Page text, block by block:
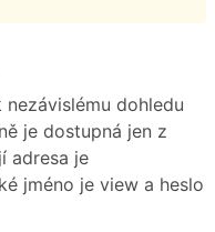
dohledu
je dostupná jen z
adresa je
jméno je view a heslo